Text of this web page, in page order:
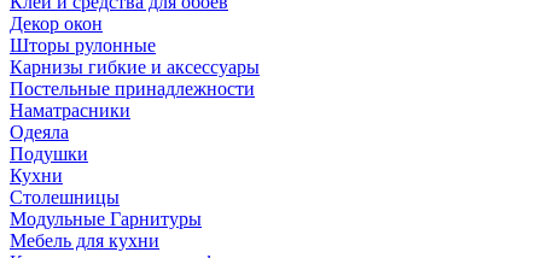
Декор окон
Шторы рулонные
Карнизы гибкие и аксессуары
Постельные принадлежности
Наматрасники
Одеяла
Подушки
Кухни
Столешницы
Модульные Гарнитуры
Мебель для кухни